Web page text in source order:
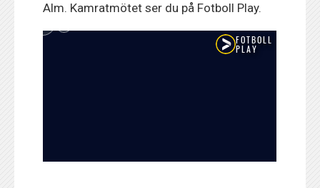
Alm. Kamratmötet ser du på Fotboll Play.